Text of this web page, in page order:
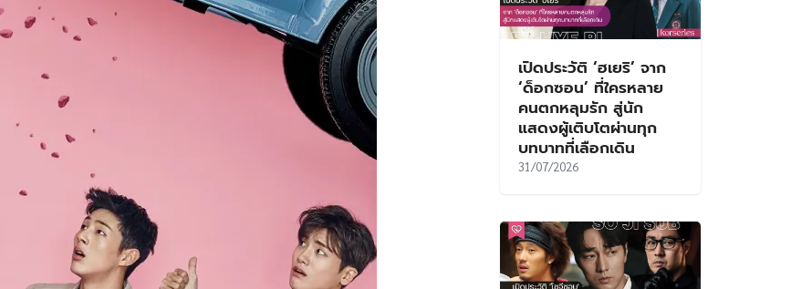
เปิดประวัติ ‘ฮเยริ’ จาก
‘ด็อกซอน’ ที่ใครหลาย
คนตกหลุมรัก สู่นัก
แสดงผู้เติบโตผ่านทุก
บทบาทที่เลือกเดิน
31/07/2026